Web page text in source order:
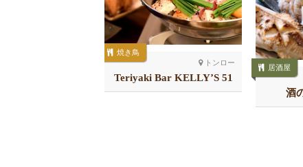
トンロー
焼き鳥
Teriyaki Bar KELLY’S 51
店
居酒屋
酒